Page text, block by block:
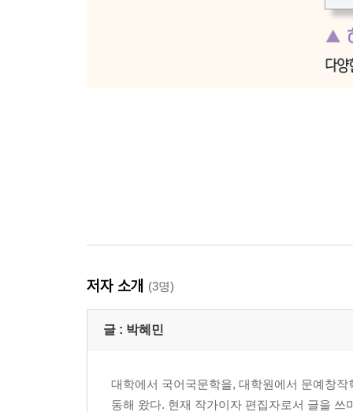
저자 소개 (3명)
글 : 박혜민
대학에서 국어국문학을, 대학원에서 문예창
동해 왔다. 현재 작가이자 편집자로서 글을